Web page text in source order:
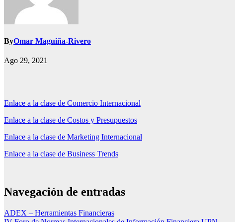
ByOmar Maguiña-Rivero
Ago 29, 2021
Enlace a la clase de Comercio Internacional
Enlace a la clase de Costos y Presupuestos
Enlace a la clase de Marketing Internacional
Enlace a la clase de Business Trends
Navegación de entradas
ADEX – Herramientas Financieras